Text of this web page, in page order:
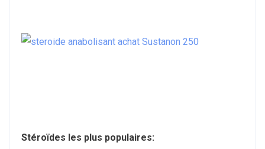
Stéroïdes les plus populaires: